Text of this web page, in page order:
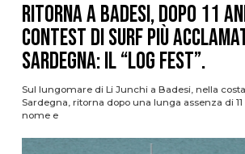
Ritorna a Badesi, dopo 11
contest di surf più
Sardegna: il “Log Fest”.
Sul lungomare di Li Junchi a Badesi, nella
Sardegna, ritorna dopo una lunga assenza di
nome e